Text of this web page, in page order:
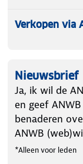
Verkopen via
Nieuwsbrief
Ja, ik wil de
en geef
benaderen
ANWB
*Alleen voor leden